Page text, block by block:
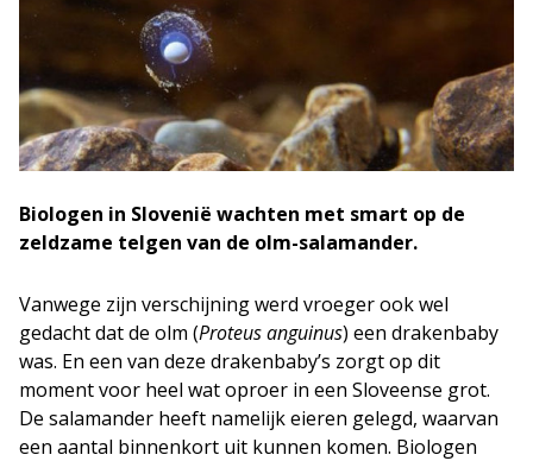
Biologen in Slovenië wachten met smart op de
zeldzame telgen van de olm-salamander.
Vanwege zijn verschijning werd vroeger ook wel
gedacht dat de olm (Proteus anguinus) een drakenbaby
was. En een van deze drakenbaby’s zorgt op dit
moment voor heel wat oproer in een Sloveense grot.
De salamander heeft namelijk eieren gelegd, waarvan
een aantal binnenkort uit kunnen komen. Biologen